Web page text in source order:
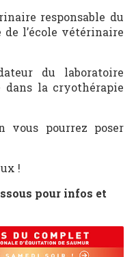
responsable du
l’école vétérinaire
du laboratoire
dans la cryothérapie
pourrez poser
!
pour infos et